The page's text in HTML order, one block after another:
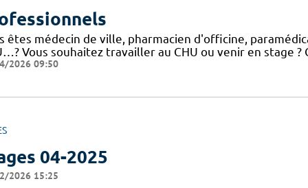
êtes médecin de ville, pharmacien d'officine,
Vous souhaitez travailler au CHU ou venir en stage
2026 09:50
04-2025
2026 15:25